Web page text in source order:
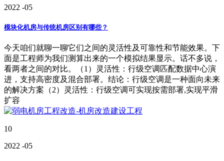
2022 -05
模块化机房与传统机房区别有哪些？
今天咱们就聊一聊它们之间的灵活性及可靠性和节能效果。下
面是工程师为我们测算出来的一个模拟结果显示。话不多说，
看两者之间的对比。（1）灵活性：行级空调匹配数据中心演
进，支持高密度及混合部署。结论：行级空调是一种面向未来
的解决方案（2）灵活性：行级空调可实现按需部署,实现平滑
扩容
10
2022 -05